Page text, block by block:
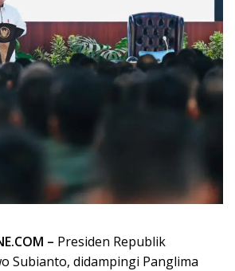
– Presiden Republik
Subianto, didampingi Panglima